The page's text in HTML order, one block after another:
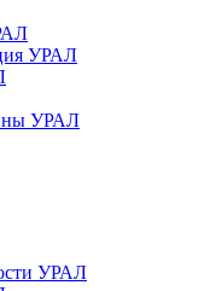
УРАЛ
УРАЛ
УРАЛ